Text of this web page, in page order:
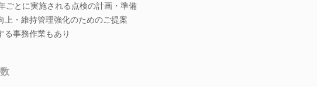
ごとに実施される点検の計画・準備
上・維持管理強化のためのご提案
る事務作業もあり